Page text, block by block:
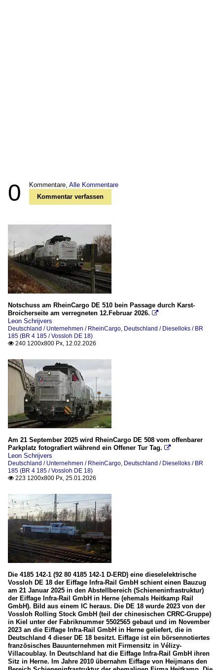
0 Kommentare, Alle Kommentare
Kommentar verfassen
Notschuss am RheinCargo DE 510 bein Passage durch Karst-
Broicherseite am verregneten 12.Februar 2026. 
Leon Schrijvers
Deutschland / Unternehmen / RheinCargo, Deutschland / Dieselloks / BR
185 (BR 4 185 / Vossloh DE 18)
 240 1200x800 Px, 12.02.2026
Am 21 September 2025 wird RheinCargo DE 508 vom offenbarer
Parkplatz fotografiert während ein Offener Tur Tag. 
Leon Schrijvers
Deutschland / Unternehmen / RheinCargo, Deutschland / Dieselloks / BR
185 (BR 4 185 / Vossloh DE 18)
 223 1200x800 Px, 25.01.2026
Die 4185 142-1 (92 80 4185 142-1 D-ERD) eine dieselelektrische
Vossloh DE 18 der Eiffage Infra-Rail GmbH schient einen Bauzug
am 21 Januar 2025 in den Abstellbereich (Schieneninfrastruktur)
der Eiffage Infra-Rail GmbH in Herne (ehemals Heitkamp Rail
GmbH). Bild aus einem IC heraus. Die DE 18 wurde 2023 von der
Vossloh Rolling Stock GmbH (teil der chinesischen CRRC-Gruppe)
in Kiel unter der Fabriknummer 5502565 gebaut und im November
2023 an die Eiffage Infra-Rail GmbH in Herne geliefert, die in
Deutschland 4 dieser DE 18 besitzt. Eiffage ist ein börsennotiertes
französisches Bauunternehmen mit Firmensitz in Vélizy-
Villacoublay. In Deutschland hat die Eiffage Infra-Rail GmbH ihren
Sitz in Herne. Im Jahre 2010 übernahm Eiffage von Heijmans den